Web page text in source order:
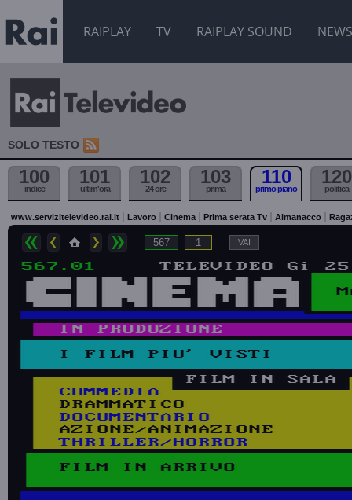
RAIPLAY TV RAIPLAY SOUND NEWS
SOLO TESTO
100
indice
101
ultim'ora
102
24 ore
103
prima
110
primo piano
120
politica
www.servizitelevideo.rai.it Lavoro Cinema Prima serata Tv Almanacco